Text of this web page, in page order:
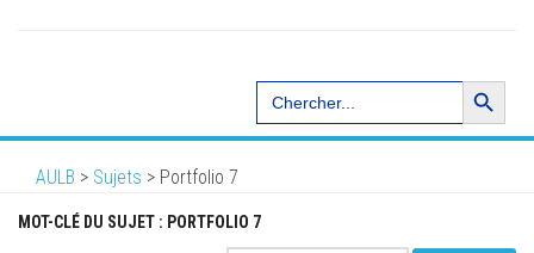
Search
for:
Search Button
AULB > Sujets > Portfolio 7
MOT-CLÉ DU SUJET : PORTFOLIO 7